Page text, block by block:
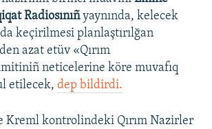
Radiosınıñyaynında, kelecek
keçirilmesi planlaştırılğan
azat etüv «Qırım
neticelerine köre muvafıq
etilecek, dep bildirdi.
Kreml kontrolindeki Qırım Nazirler